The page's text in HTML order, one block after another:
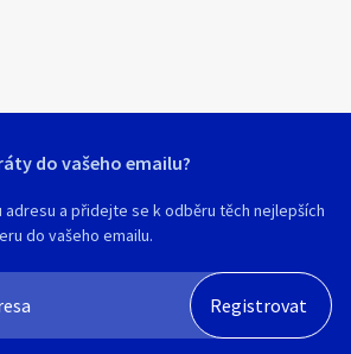
do vašeho emailu?
adresu a přidejte se k odběru těch nejlepších
do vašeho emailu.